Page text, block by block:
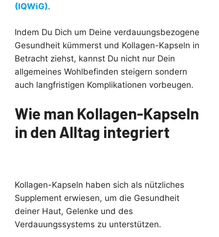
(IQWiG).
Indem Du Dich um Deine verdauungsbezogene
Gesundheit kümmerst und Kollagen-Kapseln in
Betracht ziehst, kannst Du nicht nur Dein
allgemeines Wohlbefinden steigern sondern
auch langfristigen Komplikationen vorbeugen.
Wie man Kollagen-Kapseln
in den Alltag integriert
Kollagen-Kapseln haben sich als nützliches
Supplement erwiesen, um die Gesundheit
deiner Haut, Gelenke und des
Verdauungssystems zu unterstützen.